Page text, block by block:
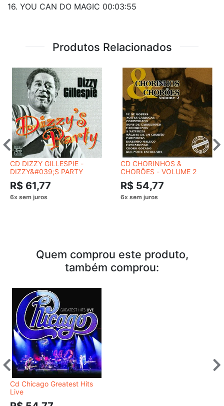
16. YOU CAN DO MAGIC 00:03:55
Produtos Relacionados
CD DIZZY GILLESPIE -
DIZZY&#039;S PARTY
R$ 61,77
CD CHORINHOS &
CHORÕES - VOLUME 2
R$ 54,77
Quem comprou este produto,
também comprou:
Cd Chicago Greatest Hits
Live